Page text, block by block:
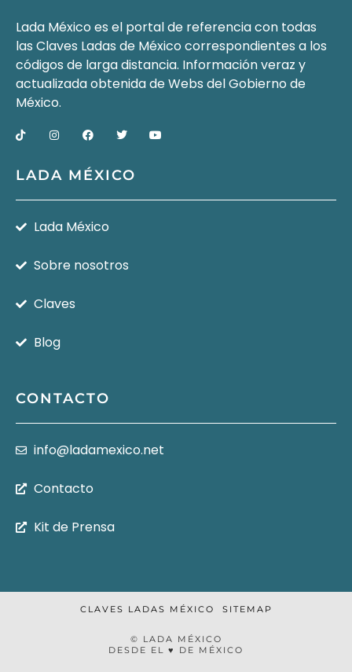
Lada México es el portal de referencia con todas
las Claves Ladas de México correspondientes a los
códigos de larga distancia. Información veraz y
actualizada obtenida de Webs delGobierno de
México.
LADA MÉXICO
Lada México
Sobre nosotros
Claves
Blog
CONTACTO
info@ladamexico.net
Contacto
Kit de Prensa
© LADA MÉXICO
DESDE EL ♥ DE MÉXICO
CLAVES LADAS MÉXICO SITEMAP